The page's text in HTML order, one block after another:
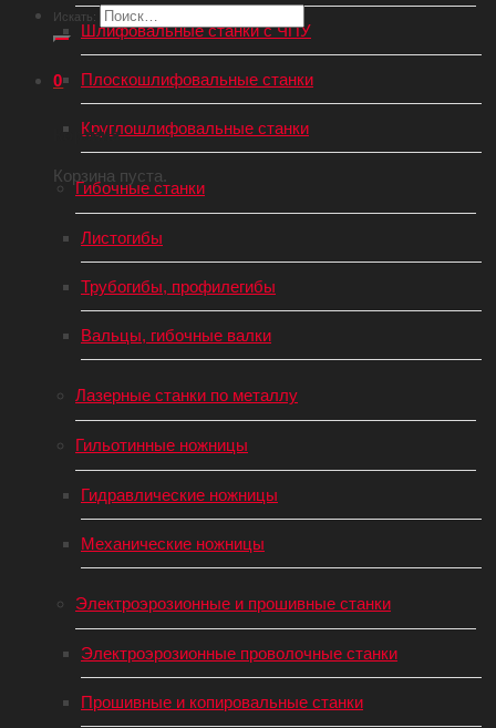
Искать:
0
Корзина
Корзина пуста.
Шлифовальные станки с ЧПУ
Плоскошлифовальные станки
Круглошлифовальные станки
Гибочные станки
Листогибы
Трубогибы, профилегибы
Вальцы, гибочные валки
Лазерные станки по металлу
Гильотинные ножницы
Гидравлические ножницы
Механические ножницы
Электроэрозионные и прошивные станки
Электроэрозионные проволочные станки
Прошивные и копировальные станки